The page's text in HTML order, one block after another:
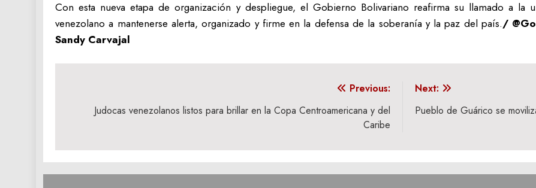
‎Con esta nueva etapa de organización y despliegue, el Gobierno Bolivariano reafirma su llamado a
venezolano a mantenerse alerta, organizado y firme en la defensa de la soberanía y la paz del país./
Sandy Carvajal
Previous:
Judocas venezolanos listos para brillar en la Copa Centroamericana y del
Caribe
Next:
Pueblo de Guárico se